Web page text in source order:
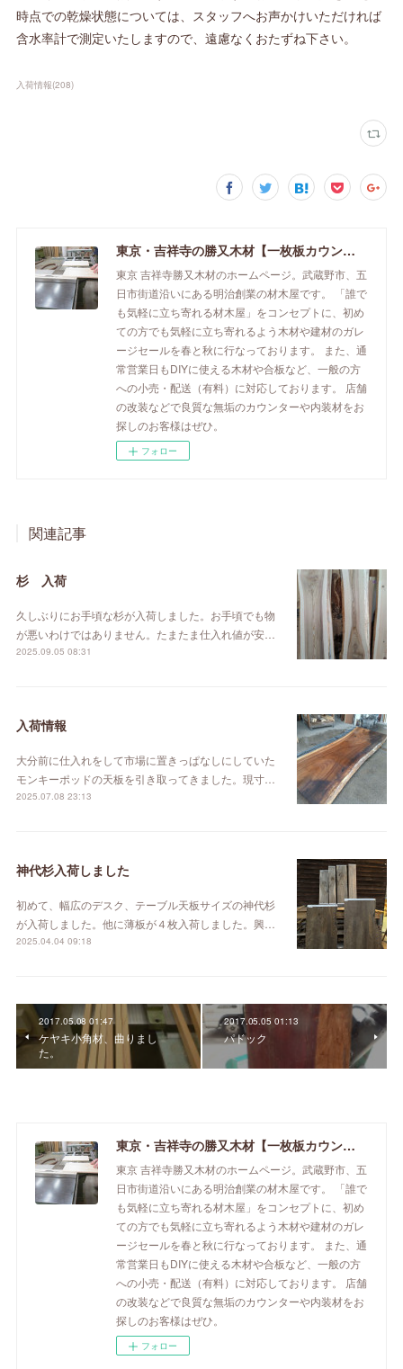
時点での乾燥状態については、スタッフへお声かけいただければ
含水率計で測定いたしますので、遠慮なくおたずね下さい。
入荷情報(208)
東京・吉祥寺の勝又木材【一枚板カウンター】
東京 吉祥寺勝又木材のホームページ。武蔵野市、五
日市街道沿いにある明治創業の材木屋です。 「誰で
も気軽に立ち寄れる材木屋」をコンセプトに、初め
ての方でも気軽に立ち寄れるよう木材や建材のガレ
ージセールを春と秋に行なっております。 また、通
常営業日もDIYに使える木材や合板など、一般の方
への小売・配送（有料）に対応しております。 店舗
の改装などで良質な無垢のカウンターや内装材をお
探しのお客様はぜひ。
フォロー
関連記事
杉 入荷
久しぶりにお手頃な杉が入荷しました。お手頃でも物
が悪いわけではありません。たまたま仕入れ値が安…
2025.09.05 08:31
入荷情報
大分前に仕入れをして市場に置きっぱなしにしていた
モンキーポッドの天板を引き取ってきました。現寸…
2025.07.08 23:13
神代杉入荷しました
初めて、幅広のデスク、テーブル天板サイズの神代杉
が入荷しました。他に薄板が４枚入荷しました。興…
2025.04.04 09:18
2017.05.08 01:47
ケヤキ小角材、曲りまし
た。
2017.05.05 01:13
パドック
東京・吉祥寺の勝又木材【一枚板カウンター】
東京 吉祥寺勝又木材のホームページ。武蔵野市、五
日市街道沿いにある明治創業の材木屋です。 「誰で
も気軽に立ち寄れる材木屋」をコンセプトに、初め
ての方でも気軽に立ち寄れるよう木材や建材のガレ
ージセールを春と秋に行なっております。 また、通
常営業日もDIYに使える木材や合板など、一般の方
への小売・配送（有料）に対応しております。 店舗
の改装などで良質な無垢のカウンターや内装材をお
探しのお客様はぜひ。
フォロー